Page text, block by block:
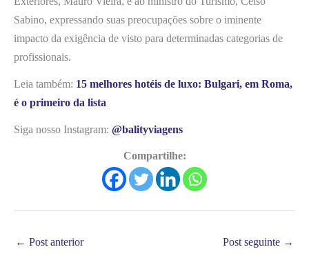
Sabino, expressando suas preocupações sobre o iminente
impacto da exigência de visto para determinadas categorias de
profissionais.
Leia também: 15 melhores hotéis de luxo: Bulgari, em Roma,
é o primeiro da lista
Siga nosso Instagram: @balityviagens
Compartilhe:
← Post anterior Post seguinte →